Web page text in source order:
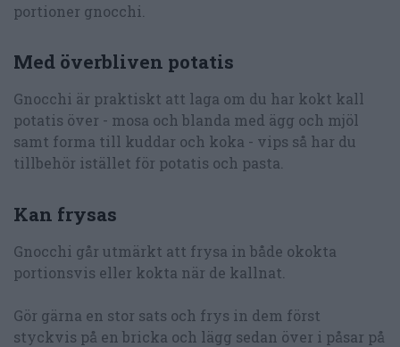
portioner gnocchi.
Med överbliven potatis
Gnocchi är praktiskt att laga om du har kokt kall
potatis över - mosa och blanda med ägg och mjöl
samt forma till kuddar och koka - vips så har du
tillbehör istället för potatis och pasta.
Kan frysas
Gnocchi går utmärkt att frysa in både okokta
portionsvis eller kokta när de kallnat.
Gör gärna en stor sats och frys in dem först
styckvis på en bricka och lägg sedan över i påsar på